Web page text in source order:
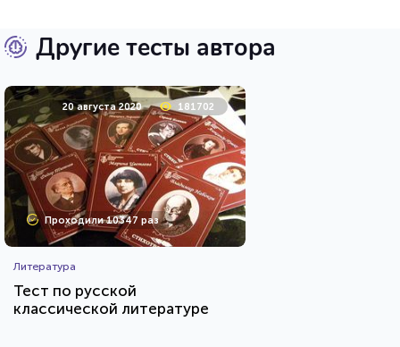
Другие тесты автора
20 августа 2020 181702
Проходили 10347 раз
Литература
Тест по русской
классической литературе